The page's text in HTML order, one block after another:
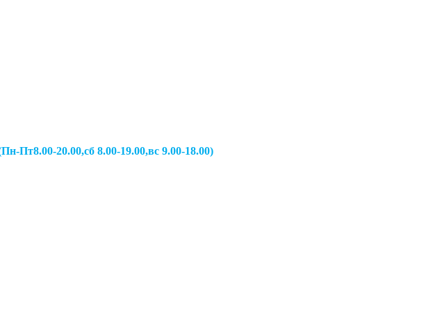
8.00-19.00,вс 9.00-18.00)